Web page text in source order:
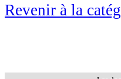
Revenir à la